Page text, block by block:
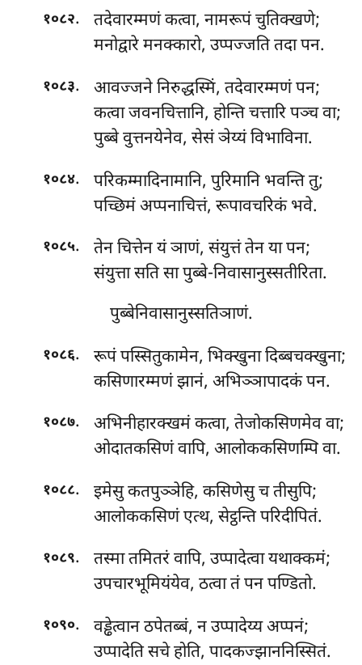
१०८२.
तदेवारम्मणं कत्वा, नामरूपं चुतिक्खणे;
मनोद्वारे मनक्कारो, उप्पज्जति तदा पन.
१०८३.
आवज्जने निरुद्धस्मिं, तदेवारम्मणं पन;
कत्वा जवनचित्तानि, होन्ति चत्तारि पञ्च वा;
पुब्बे वुत्तनयेनेव, सेसं ञेय्यं विभाविना.
१०८४.
परिकम्मादिनामानि, पुरिमानि भवन्ति तु;
पच्छिमं अप्पनाचित्तं, रूपावचरिकं भवे.
१०८५.
तेन चित्तेन यं ञाणं, संयुत्तं तेन या पन;
संयुत्ता सति सा पुब्बे-निवासानुस्सतीरिता.
पुब्बेनिवासानुस्सतिञाणं.
१०८६.
रूपं पस्सितुकामेन, भिक्खुना दिब्बचक्खुना;
कसिणारम्मणं झानं, अभिञ्ञापादकं पन.
१०८७.
अभिनीहारक्खमं कत्वा, तेजोकसिणमेव वा;
ओदातकसिणं वापि, आलोककसिणम्पि वा.
१०८८. इमेसुकतपुञ्ञेहि, कसिणेसु च तीसुपि;
आलोककसिणं एत्थ, सेट्ठन्ति परिदीपितं.
१०८९. तस्मातमितरं वापि, उप्पादेत्वा यथाक्कमं;
उपचारभूमियंयेव, ठत्वा तं पन पण्डितो.
१०९०.
वड्ढेत्वान ठपेतब्बं, न उप्पादेय्य अप्पनं;
उप्पादेति सचे होति, पादकज्झाननिस्सितं.